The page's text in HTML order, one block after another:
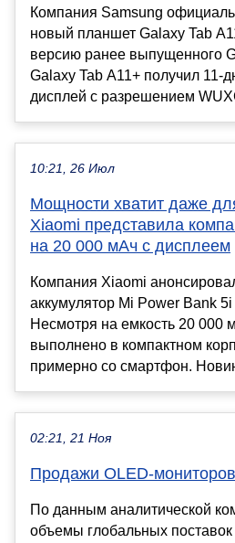
Компания Samsung
новый планшет Galaxy Tab
версию ранее выпущенного
Galaxy Tab A11+ получил
дисплей с разрешением
10:21, 26 Июл
Мощности хватит даже
Xiaomi представила
на 20 000 мАч с дисплеем
Компания Xiaomi
аккумулятор Mi Power Bank
Несмотря на емкость 20 000
выполнено в компактном
примерно со смартфон.
02:21, 21 Ноя
Продажи OLED-
По данным аналитической
объемы глобальных